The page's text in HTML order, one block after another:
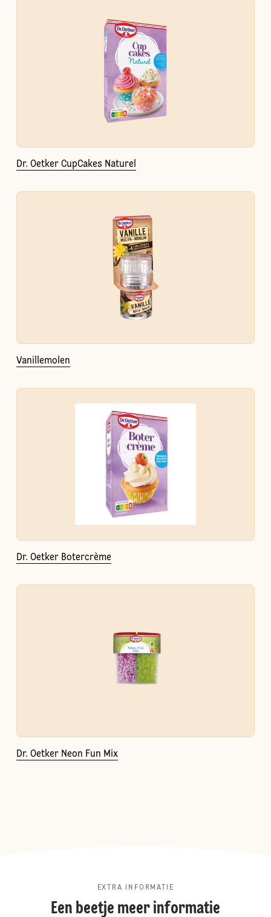
Dr. Oetker CupCakes Naturel
Vanillemolen
Dr. Oetker Botercrème
Dr. Oetker Neon Fun Mix
EXTRA INFORMATIE
Een beetje meer informatie